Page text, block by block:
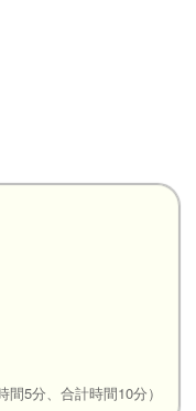
間5分、合計時間10分）